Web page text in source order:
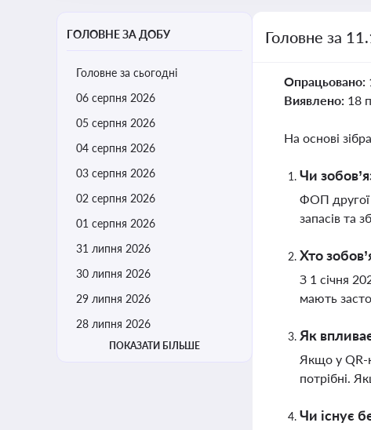
ГОЛОВНЕ ЗА ДОБУ
Головне за сьогодні
06 серпня 2026
05 серпня 2026
04 серпня 2026
03 серпня 2026
02 серпня 2026
01 серпня 2026
31 липня 2026
30 липня 2026
29 липня 2026
28 липня 2026
ПОКАЗАТИ БІЛЬШЕ
Головне за
Опрацьовано:
Виявлено: 18
На основі
Чи
ФОП другої
запасів та
Хто
З 1 січня
мають
Як
Якщо у QR-
потрібні.
Чи існує